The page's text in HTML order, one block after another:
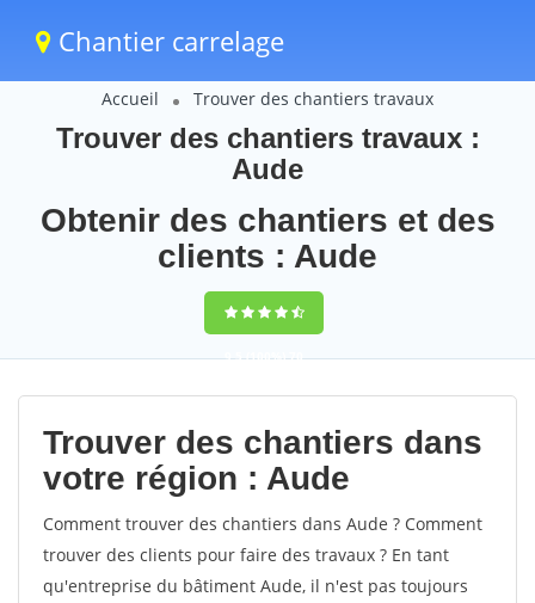
Chantier carrelage
Accueil Trouver des chantiers travaux
Trouver des chantiers travaux :
Aude
Obtenir des chantiers et des
clients : Aude
9,5(100%)70
votes
Trouver des chantiers dans
votre région : Aude
Comment trouver des chantiers dans Aude ? Comment
trouver des clients pour faire des travaux ? En tant
qu'entreprise du bâtiment Aude, il n'est pas toujours